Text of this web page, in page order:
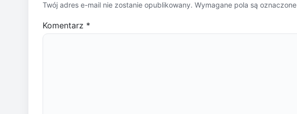
Twój adres e-mail nie zostanie opublikowany. Wymagane pola są oznaczone
Komentarz *